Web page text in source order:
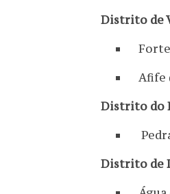
Distrito de
Afife
Distrito do
Distrito de